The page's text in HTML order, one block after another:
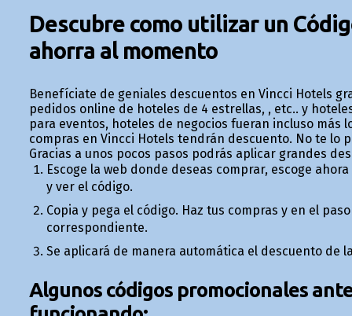
Descubre como utilizar un
ahorra al momento
Benefíciate de geniales descuentos en Vincci Hotels
pedidos online de hoteles de 4 estrellas, , etc.. y
para eventos, hoteles de negocios fueran incluso más
compras en Vincci Hotels tendrán descuento. No te
Gracias a unos pocos pasos podrás aplicar grandes
Escoge la web donde deseas comprar, escoge
y ver el código.
Copia y pega el código. Haz tus compras y en el
correspondiente.
Se aplicará de manera automática el descuento de
Algunos códigos promocionales